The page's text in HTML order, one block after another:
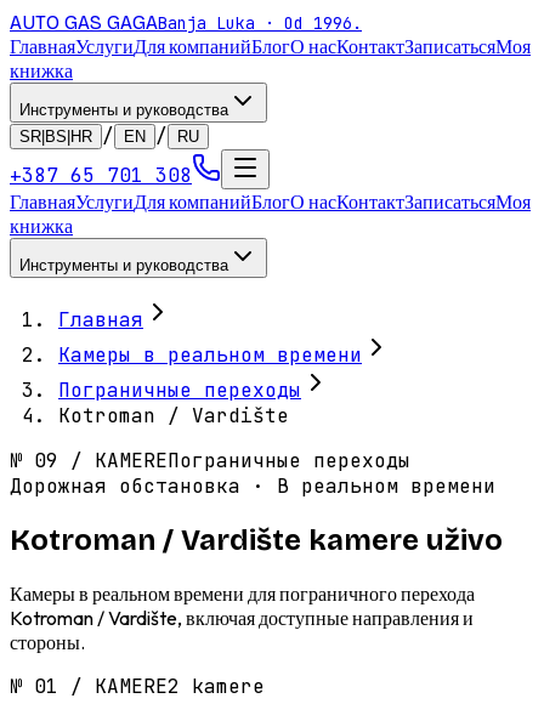
AUTO GAS GAGABanja Luka · Od 1996.
ГлавнаяУслугиДля компанийБлогО насКонтактЗаписатьсяМоя
книжка
Инструменты и руководства
SR|BS|HR
/ EN / RU
+387 65 701 308
ГлавнаяУслугиДля компанийБлогО насКонтактЗаписатьсяМоя
книжка
Инструменты и руководства
Главная
Камеры в реальном времени
Пограничные переходы
Kotroman / Vardište
№ 09 / KAMEREПограничные переходы
Дорожная обстановка · В реальном времени
Kotroman / Vardište kamere uživo
Камеры в реальном времени для пограничного перехода
Kotroman / Vardište, включая доступные направления и
стороны.
№ 01 / KAMERE2 kamere